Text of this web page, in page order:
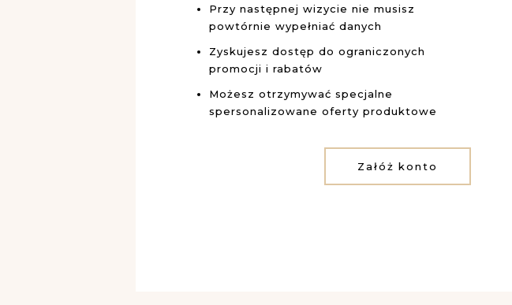
Załóż konto
Przy następnej wizycie nie musisz
powtórnie wypełniać danych
Zyskujesz dostęp do ograniczonych
promocji i rabatów
Możesz otrzymywać specjalne
spersonalizowane oferty produktowe